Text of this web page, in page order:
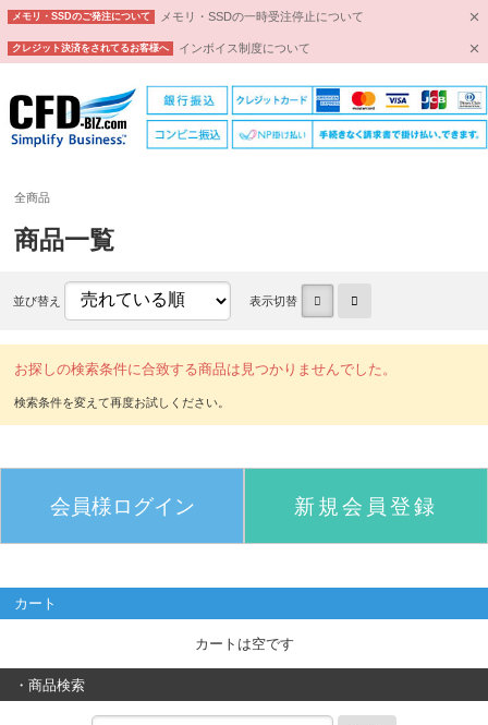
メモリ・SSDのご発注について メモリ・SSDの一時受注停止について
クレジット決済をされてるお客様へ インボイス制度について
全商品
商品一覧
並び替え 表示切替
お探しの検索条件に合致する商品は見つかりませんでした。
会員様ログイン 新規会員登録
カート
カートは空です
・商品検索